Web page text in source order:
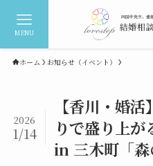
MENU
ホーム お知らせ（イベント）
【香川・婚
りで盛り上が
in 三木町「森
2026
1/14